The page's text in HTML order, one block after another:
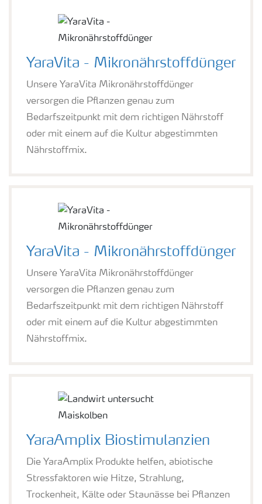
YaraVita - Mikronährstoffdünger
Unsere YaraVita Mikronährstoffdünger
versorgen die Pflanzen genau zum
Bedarfszeitpunkt mit dem richtigen Nährstoff
oder mit einem auf die Kultur abgestimmten
Nährstoffmix.
YaraVita - Mikronährstoffdünger
Unsere YaraVita Mikronährstoffdünger
versorgen die Pflanzen genau zum
Bedarfszeitpunkt mit dem richtigen Nährstoff
oder mit einem auf die Kultur abgestimmten
Nährstoffmix.
YaraAmplix Biostimulanzien
Die YaraAmplix Produkte helfen, abiotische
Stressfaktoren wie Hitze, Strahlung,
Trockenheit, Kälte oder Staunässe bei Pflanzen